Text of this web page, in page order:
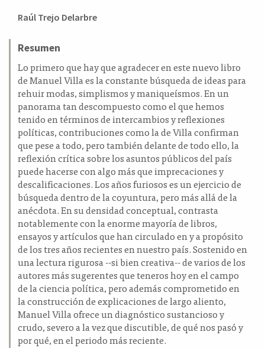
Contenido
del
artículo
Raúl Trejo Delarbre
Resumen
Lo primero que hay que agradecer en este nuevo libro
de Manuel Villa es la constante búsqueda de ideas para
rehuir modas, simplismos y maniqueísmos. En un
panorama tan descompuesto como el que hemos
tenido en términos de intercambios y reflexiones
políticas, contribuciones como la de Villa confirman
que pese a todo, pero también delante de todo ello, la
reflexión crítica sobre los asuntos públicos del país
puede hacerse con algo más que imprecaciones y
descalificaciones. Los años furiosos es un ejercicio de
búsqueda dentro de la coyuntura, pero más allá de la
anécdota. En su densidad conceptual, contrasta
notablemente con la enorme mayoría de libros,
ensayos y artículos que han circulado en y a propósito
de los tres años recientes en nuestro país. Sostenido en
una lectura rigurosa --si bien creativa-- de varios de los
autores más sugerentes que teneros hoy en el campo
de la ciencia política, pero además comprometido en
la construcción de explicaciones de largo aliento,
Manuel Villa ofrece un diagnóstico sustancioso y
crudo, severo a la vez que discutible, de qué nos pasó y
por qué, en el periodo más reciente.